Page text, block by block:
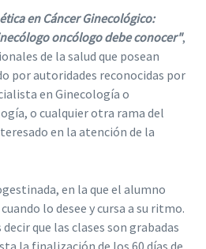
en Cáncer Ginecológico:
oncólogo debe conocer",
de la salud que posean
por autoridades reconocidas por
en Ginecología o
o cualquier otra rama del
en la atención de la
en la que el alumno
lo desee y cursa a su ritmo.
que las clases son grabadas